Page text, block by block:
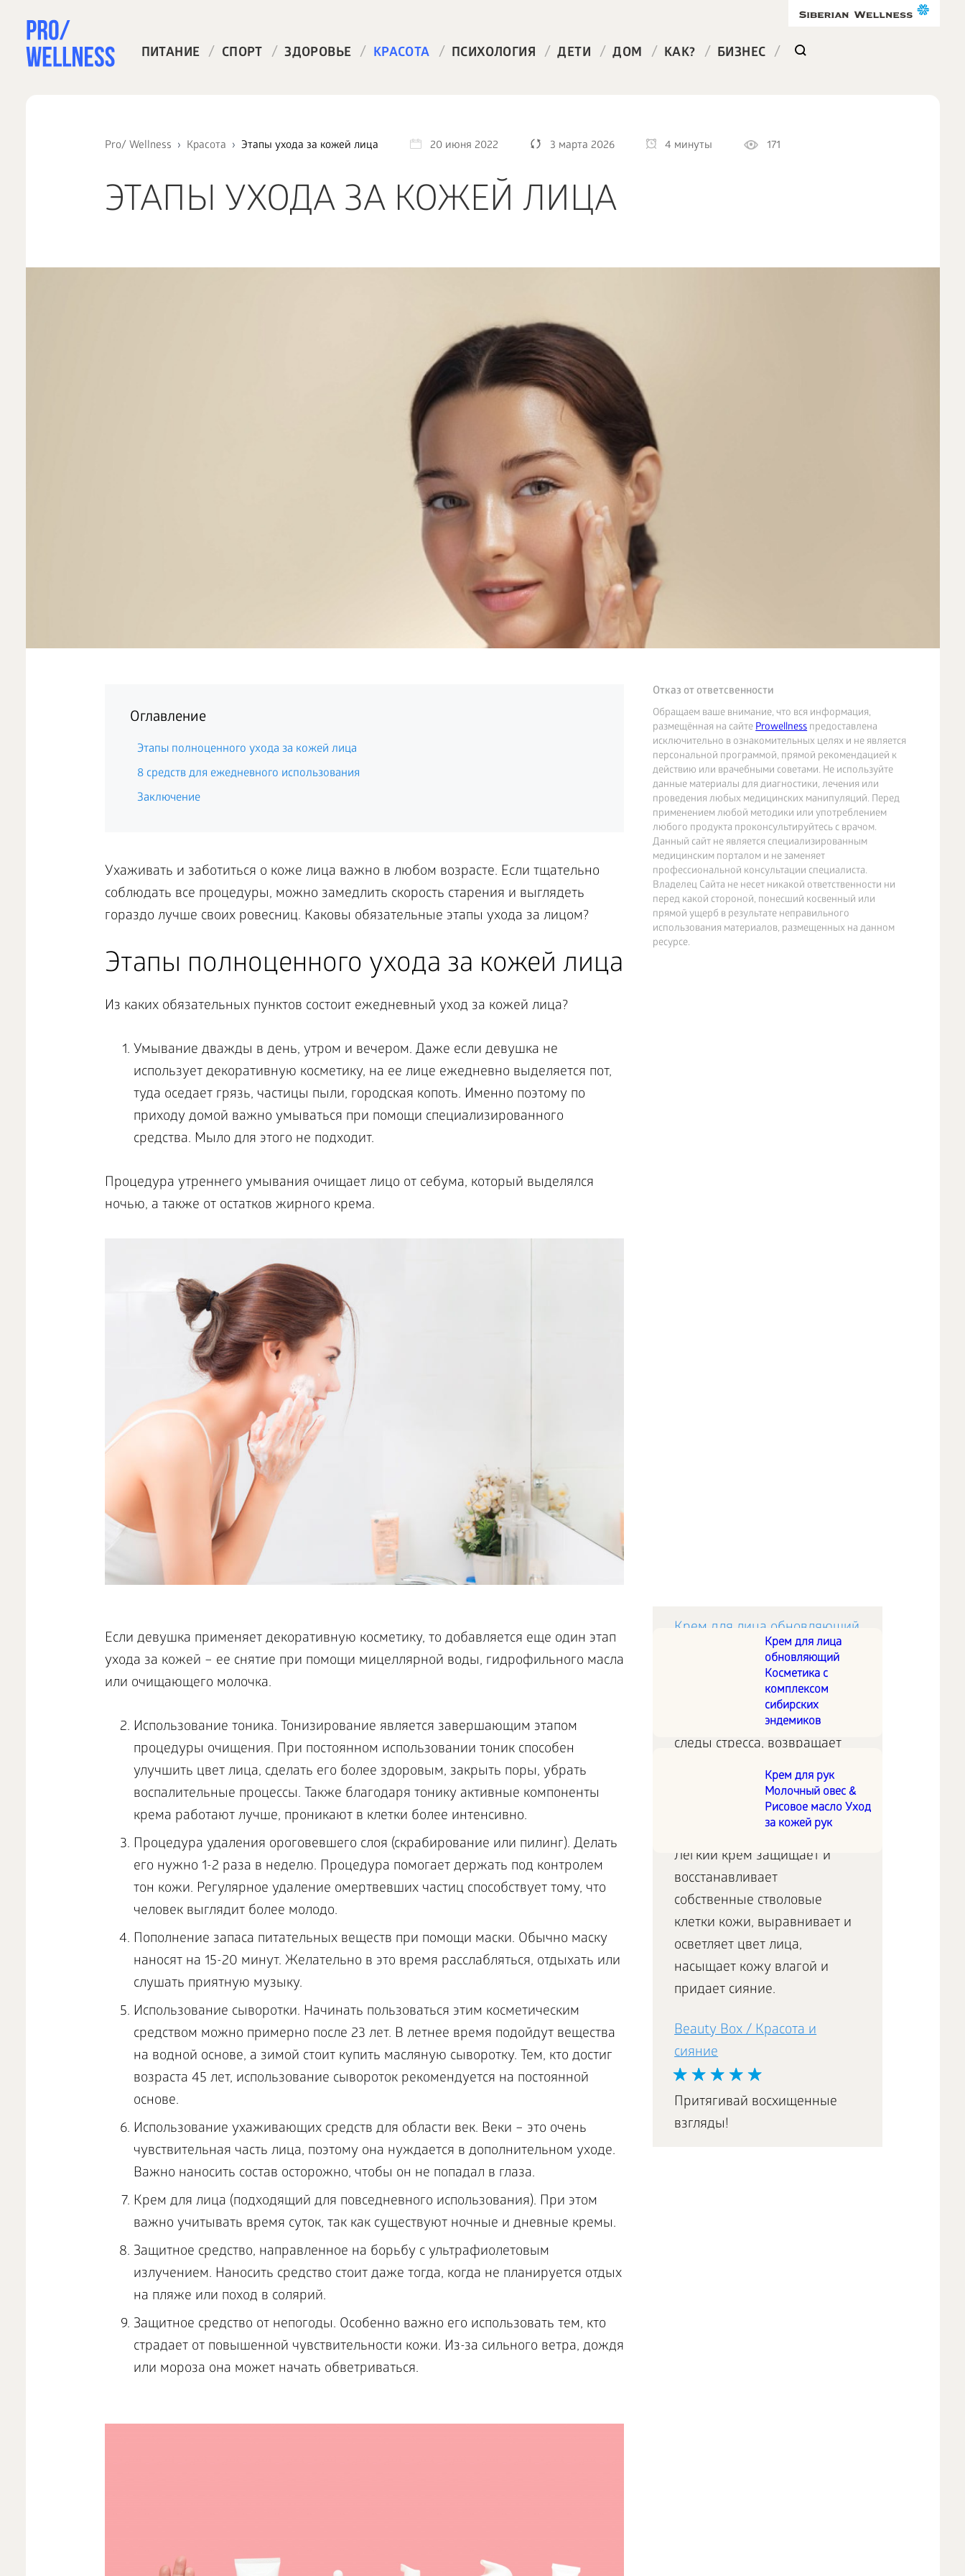
ПИТАНИЕ / СПОРТ / ЗДОРОВЬЕ / КРАСОТА / ПСИХОЛОГИЯ / ДЕТИ / ДОМ / КАК? / БИЗНЕС /
Pro/ Wellness Красота Этапы ухода за кожей лица 20 июня 2022 3 марта 2026 4 минуты 171
ЭТАПЫ УХОДА ЗА КОЖЕЙ ЛИЦА
Отказ от ответсвенности
Обращаем ваше внимание, что вся информация,
размещённая на сайтеProwellnessпредоставлена
исключительно в ознакомительных целях и не является
персональной программой, прямой рекомендацией к
действию или врачебными советами. Не используйте
данные материалы для диагностики, лечения или
проведения любых медицинских манипуляций. Перед
применением любой методики или употреблением
любого продукта проконсультируйтесь с врачом.
Данный сайт не является специализированным
медицинским порталом и не заменяет
профессиональной консультации специалиста.
Владелец Сайта не несет никакой ответственности ни
перед какой стороной, понесший косвенный или
прямой ущерб в результате неправильного
использования материалов, размещенных на данном
ресурсе.
Оглавление
Этапы полноценного ухода за кожей лица
8 средств для ежедневного использования
Заключение
Ухаживать и заботиться о коже лица важно в любом возрасте. Если тщательно
соблюдать все процедуры, можно замедлить скорость старения и выглядеть
гораздо лучше своих ровесниц. Каковы обязательные этапы ухода за лицом?
Этапы полноценного ухода за кожей лица
Из каких обязательных пунктов состоит ежедневный уход за кожей лица?
Умывание дважды в день, утром и вечером. Даже если девушка не
использует декоративную косметику, на ее лице ежедневно выделяется пот,
туда оседает грязь, частицы пыли, городская копоть. Именно поэтому по
приходу домой важно умываться при помощи специализированного
средства. Мыло для этого не подходит.
Процедура утреннего умывания очищает лицо от себума, который выделялся
ночью, а также от остатков жирного крема.
Крем для лица обновляющий
Заряжает уставшую кожу
энергией, интенсивно
восстанавливает, стирает
следы стресса, возвращает
тонус и свежесть.
Ультралегкий крем для лица
Легкий крем защищает и
восстанавливает
собственные стволовые
клетки кожи, выравнивает и
осветляет цвет лица,
насыщает кожу влагой и
придает сияние.
Beauty Box / Красота и
сияние
Притягивай восхищенные
взгляды!
Крем для лица
обновляющий
Косметика с
комплексом
сибирских
эндемиков
Крем для рук
Молочный овес &
Рисовое масло Уход
за кожей рук
Если девушка применяет декоративную косметику, то добавляется еще один этап
ухода за кожей – ее снятие при помощи мицеллярной воды, гидрофильного масла
или очищающего молочка.
Использование тоника. Тонизирование является завершающим этапом
процедуры очищения. При постоянном использовании тоник способен
улучшить цвет лица, сделать его более здоровым, закрыть поры, убрать
воспалительные процессы. Также благодаря тонику активные компоненты
крема работают лучше, проникают в клетки более интенсивно.
Процедура удаления ороговевшего слоя (скрабирование или пилинг). Делать
его нужно 1-2 раза в неделю. Процедура помогает держать под контролем
тон кожи. Регулярное удаление омертвевших частиц способствует тому, что
человек выглядит более молодо.
Пополнение запаса питательных веществ при помощи маски. Обычно маску
наносят на 15-20 минут. Желательно в это время расслабляться, отдыхать или
слушать приятную музыку.
Использование сыворотки. Начинать пользоваться этим косметическим
средством можно примерно после 23 лет. В летнее время подойдут вещества
на водной основе, а зимой стоит купить масляную сыворотку. Тем, кто достиг
возраста 45 лет, использование сывороток рекомендуется на постоянной
основе.
Использование ухаживающих средств для области век. Веки – это очень
чувствительная часть лица, поэтому она нуждается в дополнительном уходе.
Важно наносить состав осторожно, чтобы он не попадал в глаза.
Крем для лица (подходящий для повседневного использования). При этом
важно учитывать время суток, так как существуют ночные и дневные кремы.
Защитное средство, направленное на борьбу с ультрафиолетовым
излучением. Наносить средство стоит даже тогда, когда не планируется отдых
на пляже или поход в солярий.
Защитное средство от непогоды. Особенно важно его использовать тем, кто
страдает от повышенной чувствительности кожи. Из-за сильного ветра, дождя
или мороза она может начать обветриваться.